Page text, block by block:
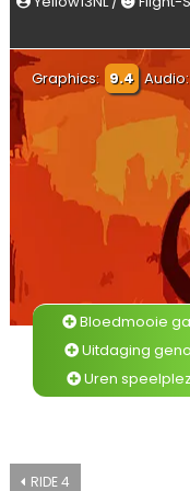
Graphics: 9.4 Audio:
Bloedmooie
Uitdaging
Uren
RIDE 4